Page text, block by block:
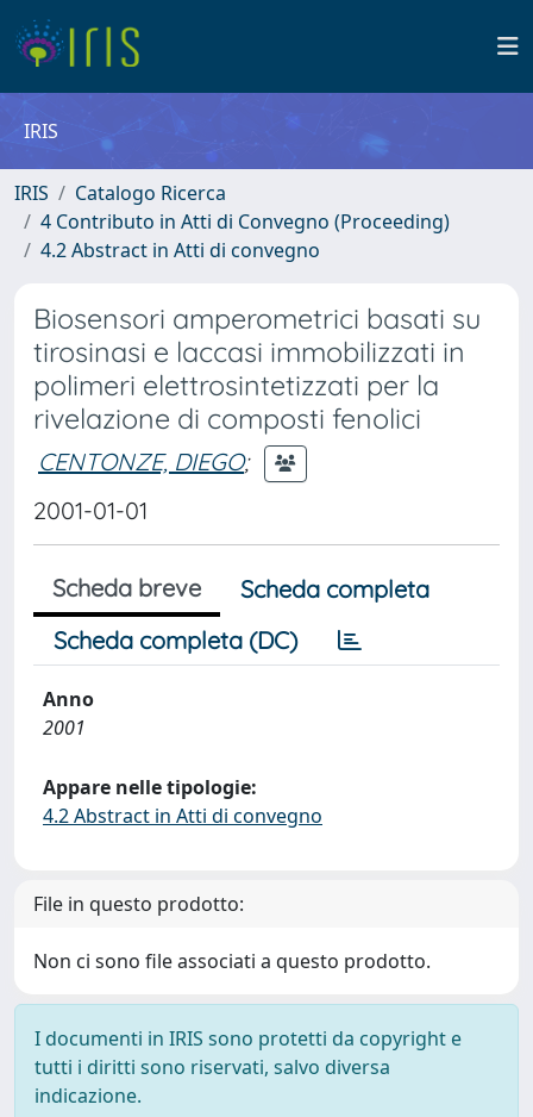
IRIS
IRIS
Catalogo Ricerca
4 Contributo in Atti di Convegno (Proceeding)
4.2 Abstract in Atti di convegno
Biosensori amperometrici basati su
tirosinasi e laccasi immobilizzati in
polimeri elettrosintetizzati per la
rivelazione di composti fenolici
CENTONZE, DIEGO;
2001-01-01
Scheda breve
Scheda completa
Scheda completa (DC)
Anno
2001
Appare nelle tipologie:
4.2 Abstract in Atti di convegno
File in questo prodotto:
Non ci sono file associati a questo prodotto.
I documenti in IRIS sono protetti da copyright e
tutti i diritti sono riservati, salvo diversa
indicazione.